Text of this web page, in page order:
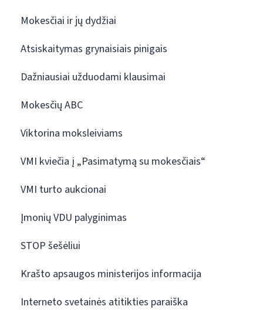
Mokesčiai ir jų dydžiai
Atsiskaitymas grynaisiais pinigais
Dažniausiai užduodami klausimai
Mokesčių ABC
Viktorina moksleiviams
VMI kviečia į „Pasimatymą su mokesčiais“
VMI turto aukcionai
Įmonių VDU palyginimas
STOP šešėliui
Krašto apsaugos ministerijos informacija
Interneto svetainės atitikties paraiška